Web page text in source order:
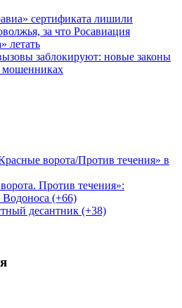
сертификата лишили
за что Росавиация
летать
заблокируют: новые законы
мошенниках
ворота/Против течения» в
Против течения»:
(+66)
десантник (+38)